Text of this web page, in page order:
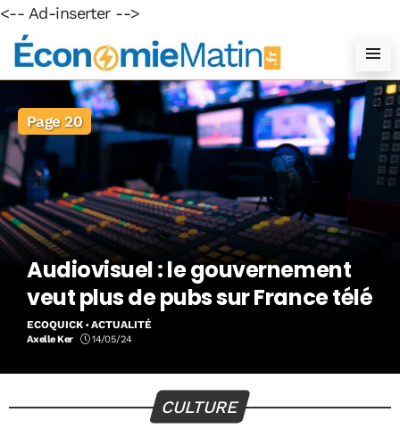
<-- Ad-inserter -->
Page 20
CULTURE
Audiovisuel : le gouvernement
veut plus de pubs sur France télé
ECOQUICK ACTUALITÉ
Axelle Ker 14/05/24